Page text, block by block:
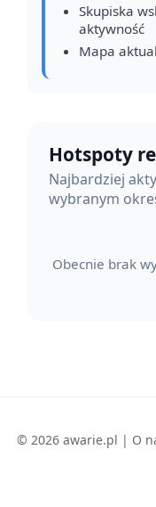
Skupiska
aktywność
Mapa
Hotspoty
Najbardziej
wybranym
Obecnie brak
© 2026 awarie.pl | O